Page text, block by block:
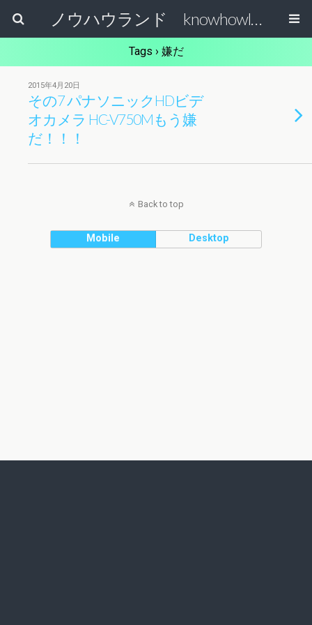
ノウハウランド knowhowland
Tags › 嫌だ
2015年4月20日
その7 パナソニックHDビデ
オカメラ HC-V750Mもう嫌
だ！！！
Back to top
Mobile Desktop